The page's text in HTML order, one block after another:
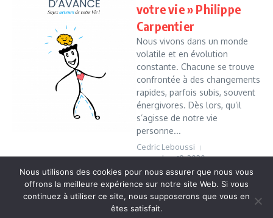
votre vie » Philippe
Carpentier
Nous vivons dans un monde
volatile et en évolution
constante. Chacune se trouve
confrontée à des changements
rapides, parfois subis, souvent
énergivores. Dès lors, qu’il
s’agisse de notre vie
personne...
Cedric Leboussi
novembre 19, 2020
Read More
Nous utilisons des cookies pour nous assurer que nous vous
offrons la meilleure expérience sur notre site Web. Si vous
continuez à utiliser ce site, nous supposerons que vous en
êtes satisfait.